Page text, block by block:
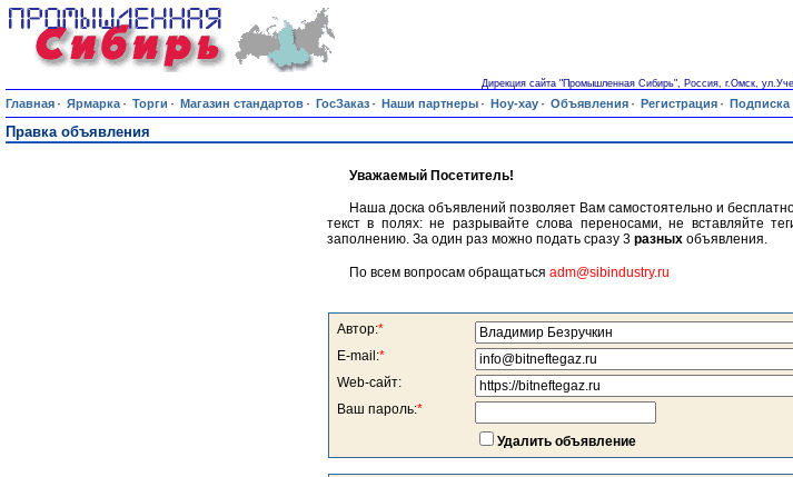
Дирекция сайта "Промышленная Сибирь", Россия, г.Омск,
Главная · Ярмарка · Торги · Магазин стандартов · ГосЗаказ · Наши партнеры · Ноу-хау · Объявления · Регистрация · Подписка
Правка объявления
Уважаемый Посетитель!
Наша доска объявлений позволяет Вам самостоятельно и
текст в полях: не разрывайте слова переносами, не вставляйте
заполнению. За один раз можно подать сразу 3 разныхобъявления.
По всем вопросам обращаться adm@sibindustry.ru
Автор:*
E-mail:*
Web-сайт:
Ваш пароль:*
Удалить объявление